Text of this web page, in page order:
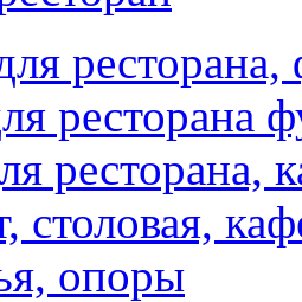
ресторана,
ресторана
ресторана,
столовая,
опоры